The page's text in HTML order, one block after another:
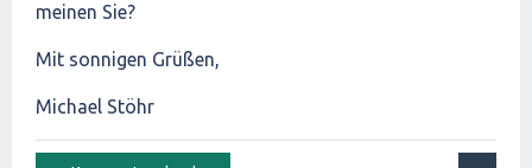
meinen Sie?
Mit sonnigen Grüßen,
Michael Stöhr